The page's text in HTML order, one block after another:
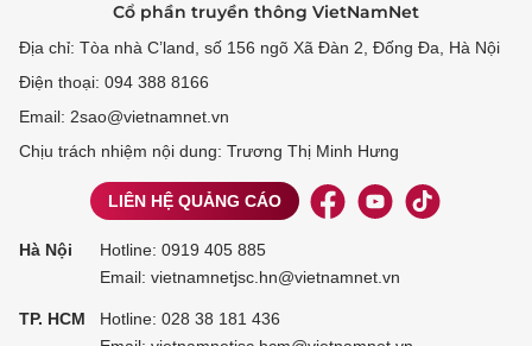
Cổ phần truyền thông VietNamNet
Địa chỉ: Tòa nhà C’land, số 156 ngõ Xã Đàn 2, Đống Đa, Hà Nội
Điện thoại: 094 388 8166
Email: 2sao@vietnamnet.vn
Chịu trách nhiệm nội dung: Trương Thị Minh Hưng
LIÊN HỆ QUẢNG CÁO
Hà Nội Hotline: 0919 405 885
Email: vietnamnetjsc.hn@vietnamnet.vn
TP. HCM Hotline: 028 38 181 436